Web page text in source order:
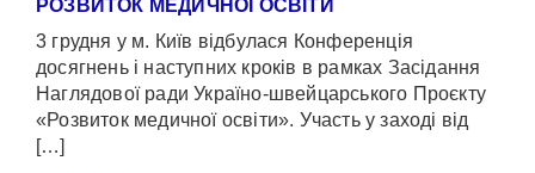
РОЗВИТОК МЕДИЧНОЇ ОСВІТИ
3 грудня у м. Київ відбулася Конференція
досягнень і наступних кроків в рамках Засідання
Наглядової ради Україно-швейцарського Проєкту
«Розвиток медичної освіти». Участь у заході від
[…]